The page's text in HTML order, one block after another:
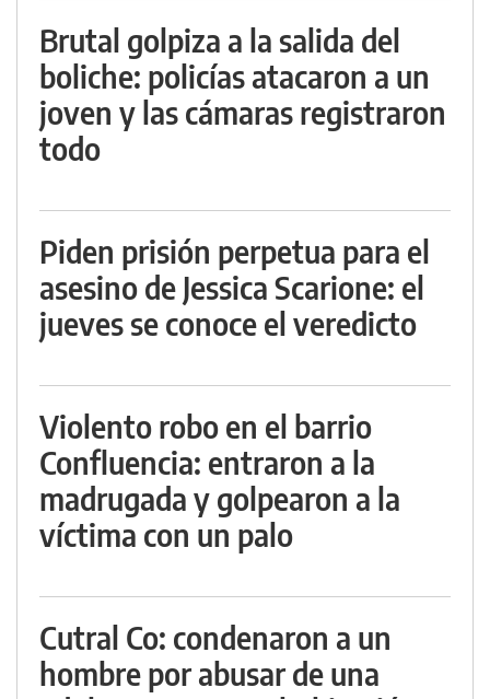
Brutal golpiza a la salida del
boliche: policías atacaron a un
joven y las cámaras registraron
todo
Piden prisión perpetua para el
asesino de Jessica Scarione: el
jueves se conoce el veredicto
Violento robo en el barrio
Confluencia: entraron a la
madrugada y golpearon a la
víctima con un palo
Cutral Co: condenaron a un
hombre por abusar de una